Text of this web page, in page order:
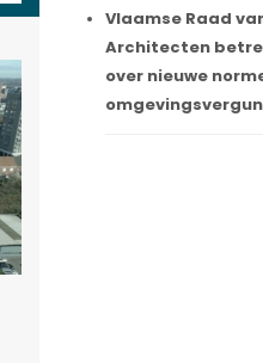
STEEN & BEEN.
Vlaamse Raad
Architecten
over nieuwe